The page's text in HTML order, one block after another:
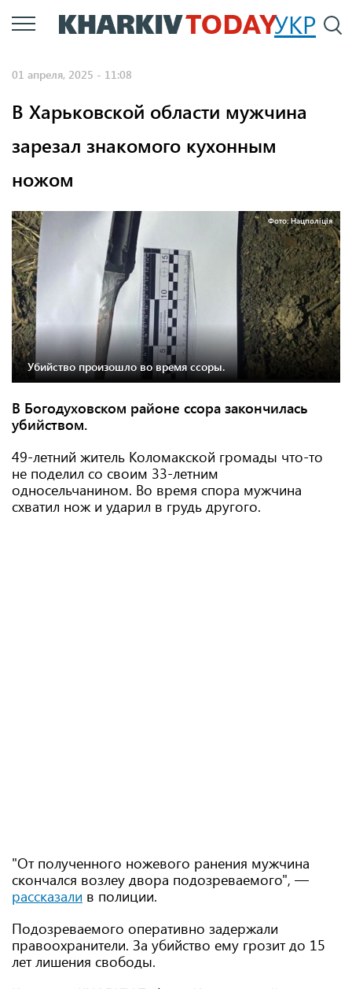
Перейти
к
УКР
01 апреля, 2025 - 11:08
В Харьковской области мужчина
зарезал знакомого кухонным
ножом
Фото: Нацполіція
Убийство произошло во время ссоры.
В Богодуховском районе ссора закончилась
убийством.
49-летний житель Коломакской громады что-то
не поделил со своим 33-летним
односельчанином. Во время спора мужчина
схватил нож и ударил в грудь другого.
"От полученного ножевого ранения мужчина
скончался возлеу двора подозреваемого", —
рассказали в полиции.
Подозреваемого оперативно задержали
правоохранители. За убийство ему грозит до 15
лет лишения свободы.